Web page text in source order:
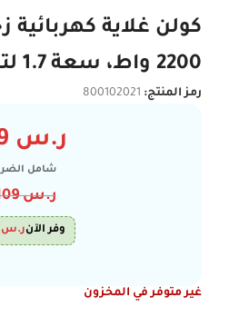
كولن غلاية
2200 واط، سعة 1.7 لتر، 800102021
رمز المنتج: 800102021
ر.س
شامل
ر.س109
وفر الآنر.س
غير متوفر في المخزون